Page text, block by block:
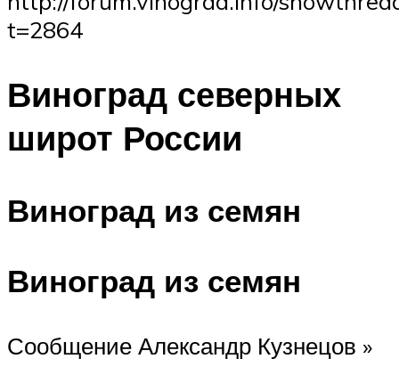
t=2864
Виноград северных
широт России
Виноград из семян
Виноград из семян
Сообщение Александр Кузнецов »